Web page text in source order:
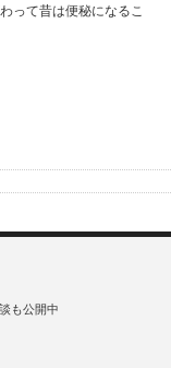
って昔は便秘になるこ
も公開中